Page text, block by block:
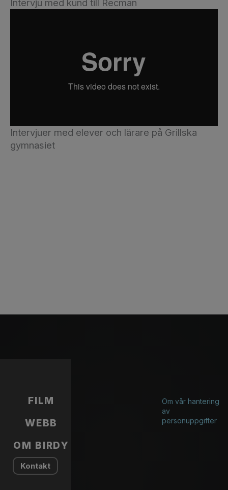
Intervju med kund till Recman
Intervjuer med elever och lärare på Grillska
gymnasiet
FILM
WEBB
OM BIRDY
Kontakt
Om vår hantering
av
personuppgifter